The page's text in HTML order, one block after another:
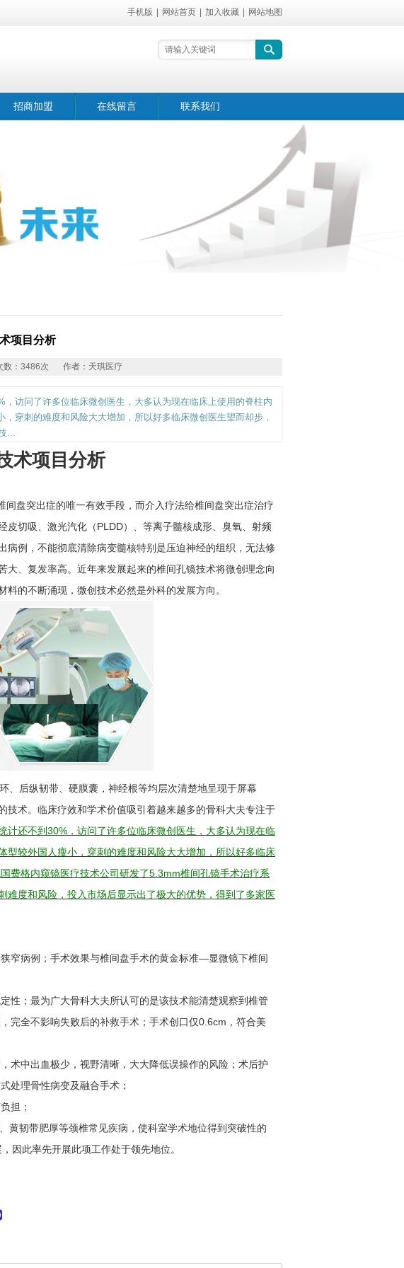
手机版 网站首页 加入收藏 网站地图
招商加盟 在线留言 联系我们
项目分析
数：3486次 作者：天琪医疗
访问了许多位临床微创医生，大多认为现在临床上使用的脊柱内
穿刺的难度和风险大大增加，所以好多临床微创医生望而却步，
...
术项目分析
盘突出症的唯一有效手段，而介入疗法给椎间盘突出症治疗
切吸、激光汽化（PLDD）、等离子髓核成形、臭氧、射频
例，不能彻底清除病变髓核特别是压迫神经的组织，无法修
、复发率高。近年来发展起来的椎间孔镜技术将微创理念向
的不断涌现，微创技术必然是外科的发展方向。
后纵韧带、硬膜囊，神经根等均层次清楚地呈现于屏幕
技术。临床疗效和学术价值吸引着越来越多的骨科大夫专注于
计还不到30%，访问了许多位临床微创医生，大多认为现在临
型较外国人瘦小，穿刺的难度和风险大大增加，所以好多临床
费格内窥镜医疗技术公司研发了5.3mm椎间孔镜手术治疗系
度和风险，投入市场后显示出了极大的优势，得到了多家医
窄病例；手术效果与椎间盘手术的黄金标准—显微镜下椎间
性；最为广大骨科大夫所认可的是该技术能清楚观察到椎管
完全不影响失败后的补救手术；手术创口仅0.6cm，符合美
术中出血极少，视野清晰，大大降低误操作的风险；术后护
处理骨性病变及融合手术；
担；
韧带肥厚等颈椎常见疾病，使科室学术地位得到突破性的
因此率先开展此项工作处于领先地位。